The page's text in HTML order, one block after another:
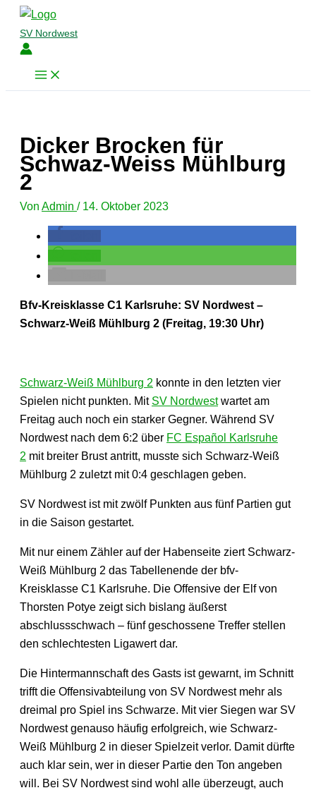
Zum
Inhalt
springen
SV Nordwest
Dicker Brocken für
Schwaz-Weiss Mühlburg
2
Von Admin / 14. Oktober 2023
Bfv-Kreisklasse C1 Karlsruhe: SV Nordwest –
Schwarz-Weiß Mühlburg 2 (Freitag, 19:30 Uhr)
Schwarz-Weiß Mühlburg 2 konnte in den letzten vier
Spielen nicht punkten. Mit SV Nordwestwartet am
Freitag auch noch ein starker Gegner. Während SV
Nordwest nach dem 6:2 über FC Español Karlsruhe
2 mit breiter Brust antritt, musste sich Schwarz-Weiß
Mühlburg 2 zuletzt mit 0:4 geschlagen geben.
SV Nordwest ist mit zwölf Punkten aus fünf Partien gut
in die Saison gestartet.
Mit nur einem Zähler auf der Habenseite ziert Schwarz-
Weiß Mühlburg 2 das Tabellenende der bfv-
Kreisklasse C1 Karlsruhe. Die Offensive der Elf von
Thorsten Potye zeigt sich bislang äußerst
abschlussschwach – fünf geschossene Treffer stellen
den schlechtesten Ligawert dar.
Die Hintermannschaft des Gasts ist gewarnt, im Schnitt
trifft die Offensivabteilung von SV Nordwest mehr als
dreimal pro Spiel ins Schwarze. Mit vier Siegen war SV
Nordwest genauso häufig erfolgreich, wie Schwarz-
Weiß Mühlburg 2 in dieser Spielzeit verlor. Damit dürfte
auch klar sein, wer in dieser Partie den Ton angeben
will. Bei SV Nordwest sind wohl alle überzeugt, auch